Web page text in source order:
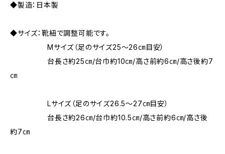
◆製造：日本製
◆サイズ：靴紐で調整可能です。
Mサイズ（足のサイズ25～26㎝目安）
台長さ約25㎝/台巾約10㎝/高さ前約6㎝/高さ後約7
㎝
Lサイズ（足のサイズ26.5～27㎝目安）
台長さ約26㎝/台巾約10.5㎝/高さ前約6㎝/高さ後
約7㎝